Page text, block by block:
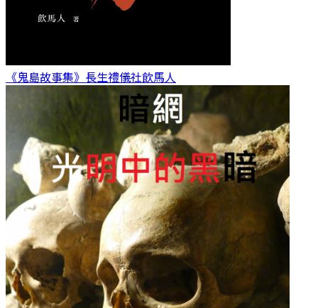
《鬼島故事集》長生禮儀社飲馬人